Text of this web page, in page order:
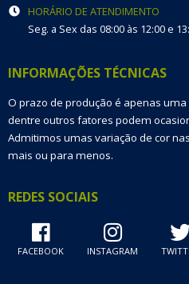
HORÁRIO DE ATENDIMENTO
Seg. a Sex das 08:00 às 12:00 e
INFORMAÇÕES TÉCNICAS
O prazo de produção é apenas
dentre outros fatores podem
Admitimos umas variação de cor
mais ou para menos.
REDES SOCIAIS
FACEBOOK INSTAGRAM